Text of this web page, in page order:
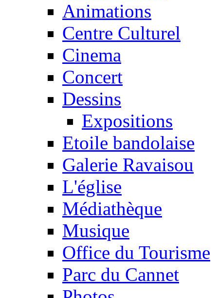
Animations
Centre Culturel
Cinema
Concert
Dessins
Expositions
Etoile bandolaise
Galerie Ravaisou
L'église
Médiathèque
Musique
Office du Tourisme
Parc du Cannet